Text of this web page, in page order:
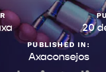
20
PUBLISHED IN:
Axaconsejos